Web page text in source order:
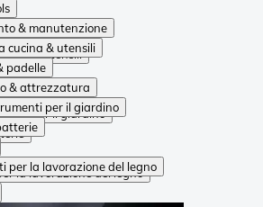
& manutenzione
cucina & utensili
padelle
& attrezzatura
per il giardino
per la lavorazione del legno
& manutenzione
& utensili
attrezzatura
per il giardino
la lavorazione del legno